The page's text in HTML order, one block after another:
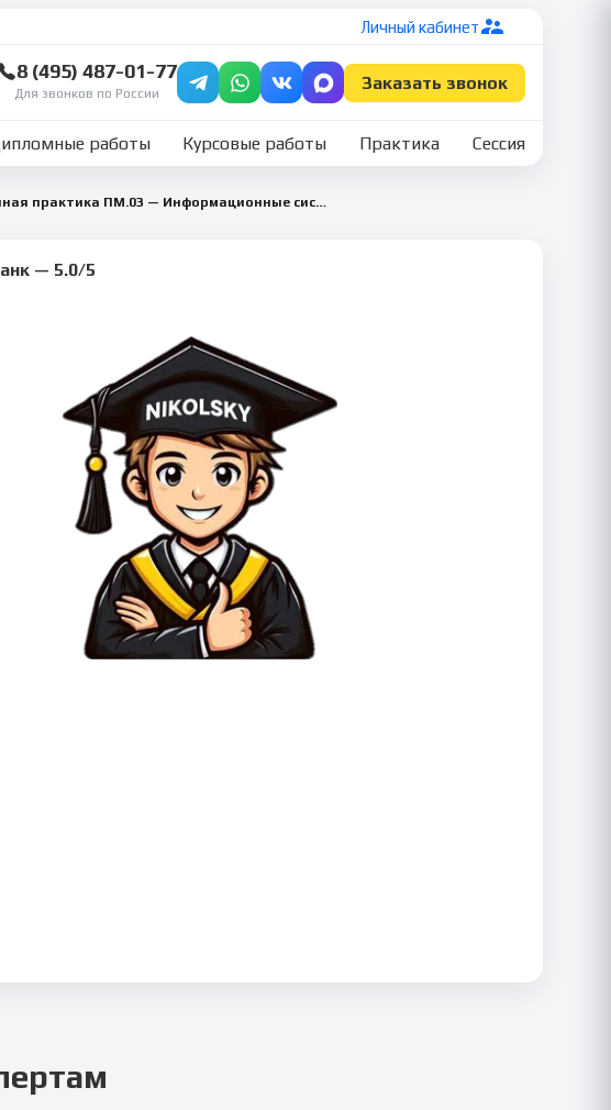
Личный кабинет
8 (495) 487-01-77
Для звонков по России
Заказать звонок
работы Курсовые работы Практика Сессия
Производственная практика ПМ.03 — Информационные системы и технологии
— 5.0/5